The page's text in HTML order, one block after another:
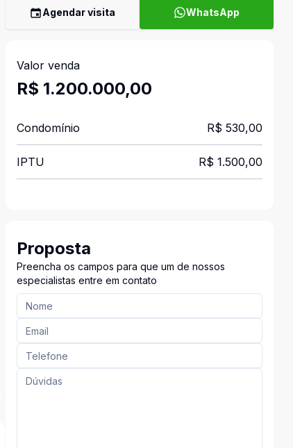
Agendar visita WhatsApp
Valor venda
R$ 1.200.000,00
Condomínio R$ 530,00
IPTU R$ 1.500,00
Proposta
Preencha os campos para que um de nossos
especialistas entre em contato